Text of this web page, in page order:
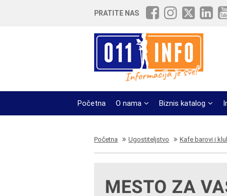
PRATITE NAS
Početna O nama Biznis katalog
Početna Ugostiteljstvo Kafe barovi i